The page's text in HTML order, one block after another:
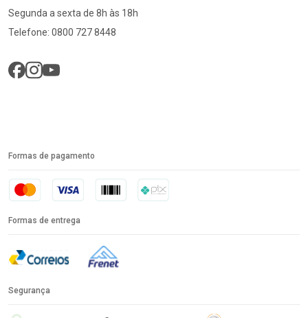
Segunda a sexta de 8h às 18h
Telefone: 0800 727 8448
Formas de pagamento
Formas de entrega
Segurança